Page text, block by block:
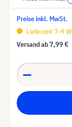
Preise inkl. MwSt.
Lieferzeit 7-9
Versand ab7,99 €